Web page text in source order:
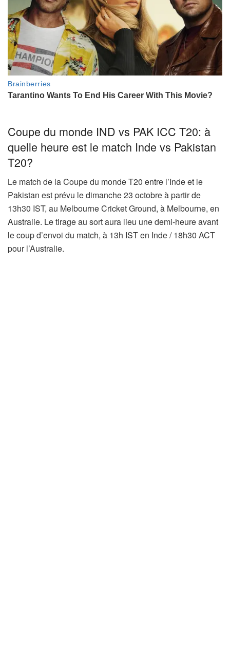
Coupe du monde IND vs PAK ICC T20: à
quelle heure est le match Inde vs Pakistan
T20?
Le match de la Coupe du monde T20 entre l’Inde et le
Pakistan est prévu le dimanche 23 octobre à partir de
13h30 IST, au Melbourne Cricket Ground, à Melbourne, en
Australie. Le tirage au sort aura lieu une demi-heure avant
le coup d’envoi du match, à 13h IST en Inde / 18h30 ACT
pour l’Australie.